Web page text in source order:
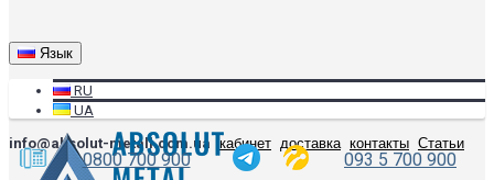
Язык
RU
UA
info@absolut-metall.com.ua
кабинет доставка контакты Статьи
0800 700 900 093 5 700 900